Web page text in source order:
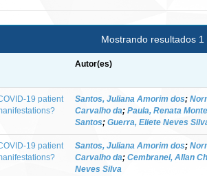
Mostrando resultados 1
Autor(es)
19 patient
Santos, Juliana Amorim dos;
Carvalho da; Paula, Renata
Santos; Guerra, Eliete Neves
19 patient
Santos, Juliana Amorim dos;
Carvalho da; Cembranel, Allan
Neves Silva